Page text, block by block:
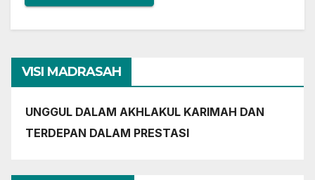
VISI MADRASAH
UNGGUL DALAM AKHLAKUL KARIMAH DAN
TERDEPAN DALAM PRESTASI